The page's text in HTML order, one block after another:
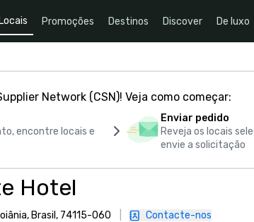
Locais Promoções Destinos Discover De luxo
Network (CSN)! Veja como começar:
encontre locais e
Enviar pedido
Reveja os locais
envie a solicitação
Hotel
Brasil, 74115-060 Contacte-nos